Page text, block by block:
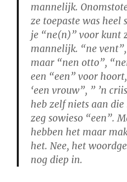
mannelijk.
ze toepaste was heel
je “ne(n)” voor kunt
mannelijk. “ne
maar “nen otto”,
een “een” voor
‘een vrouw”, ” ’n
heb zelf niets aan
zeg sowieso “een”.
hebben het maar
het. Nee, het
nog diep in.